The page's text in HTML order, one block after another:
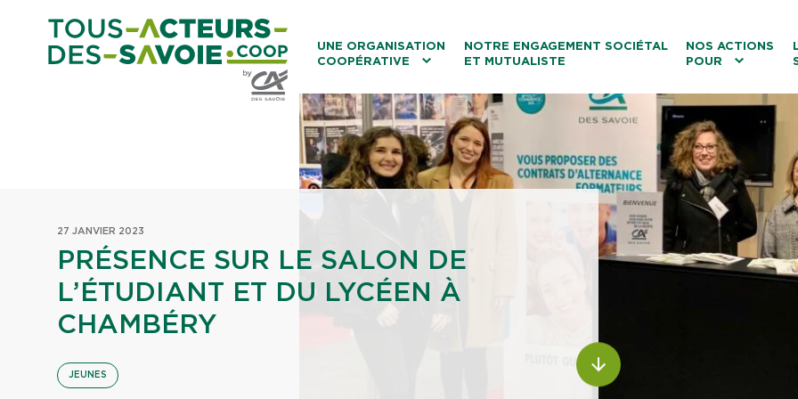
UNE ORGANISATION
COOPÉRATIVE
Caisses Locales
NOTRE ENGAGEMENT SOCIÉTAL
ET MUTUALISTE
NOS ACTIONS
POUR
Le tourisme
Les transitions
La biodiversité
Les associations
27 JANVIER 2023
PRÉSENCE SUR LE SALON DE
L’ÉTUDIANT ET DU LYCÉEN À
CHAMBÉRY
JEUNES ALLER AU CONTENU